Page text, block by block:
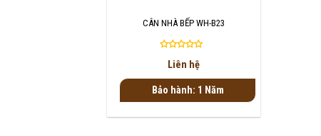
CÂN NHÀ BẾP WH-B23
Được
hạng
0
sao
Liên hệ
Bảo hành: 1 Năm